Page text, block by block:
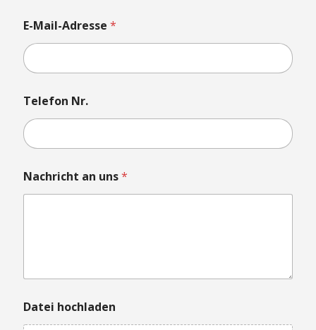
e
n
D
a
t
i
n
s
E-Mail-Adresse *
Telefon Nr.
Nachricht an uns*
Datei hochladen